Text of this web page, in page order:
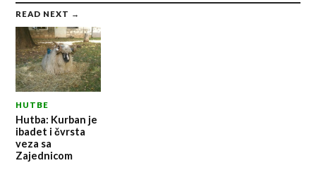
READ NEXT →
HUTBE
Hutba: Kurban je
ibadet i čvrsta
veza sa
Zajednicom